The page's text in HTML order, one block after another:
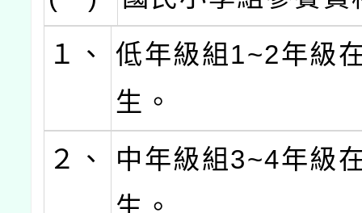
１、
低年級組1~2年級
生。
２、
中年級組3~4年級
生。